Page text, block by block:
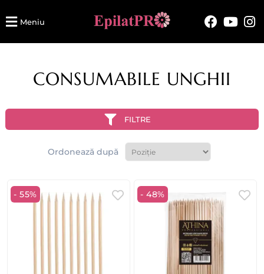
Meniu
CONSUMABILE UNGHII
FILTRE
Ordonează după
- 55% - 48%